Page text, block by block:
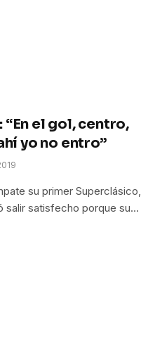
el gol, centro,
yo no entro”
su primer Superclásico,
salir satisfecho porque su…